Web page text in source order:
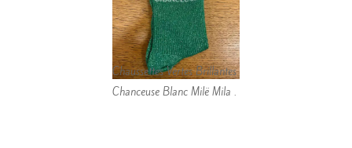
Chaussettes Vertes Brillantes
Chanceuse Blanc Milë Mila .